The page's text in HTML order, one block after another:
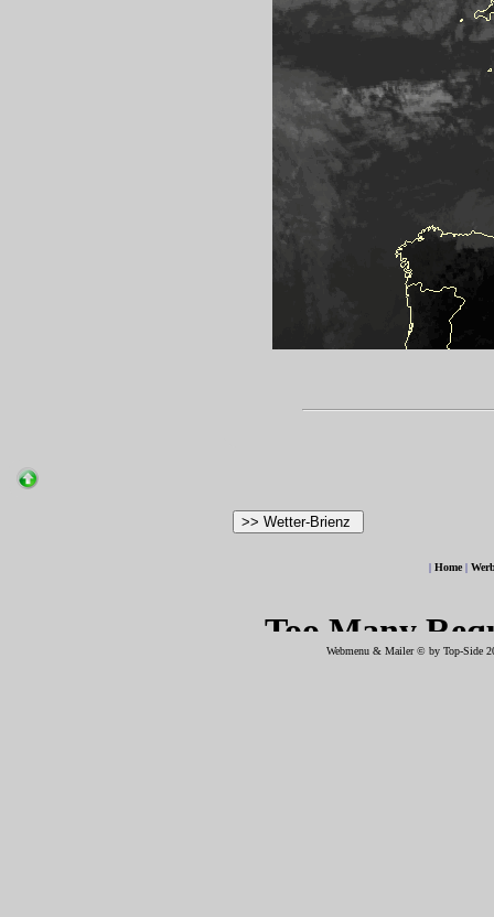
|Home |
Webmenu & Mailer © by Top-Side